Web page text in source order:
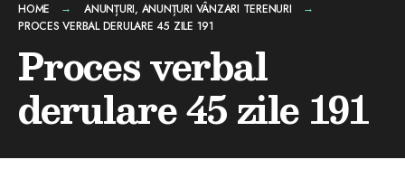
HOME ANUNȚURI, ANUNȚURI VÂNZARI TERENURI
PROCES VERBAL DERULARE 45 ZILE 191
Proces verbal
derulare 45 zile 191